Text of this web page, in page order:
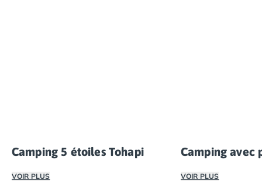
Camping 5 étoiles Tohapi
VOIR PLUS
Camping avec
VOIR PLUS